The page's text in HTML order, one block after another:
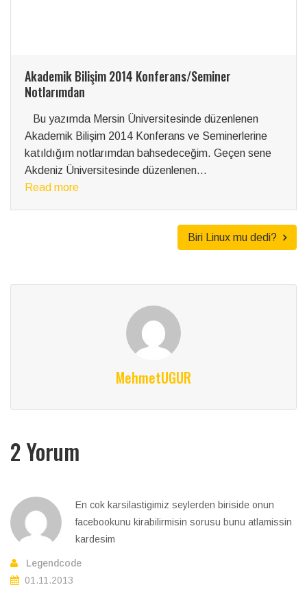
Biri Linux mu dedi?
MehmetUGUR
2 Yorum
En cok karsilastigimiz seylerden biriside onun
facebookunu kirabilirmisin sorusu bunu atlamissin
kardesim
Legendcode
01.11.2013